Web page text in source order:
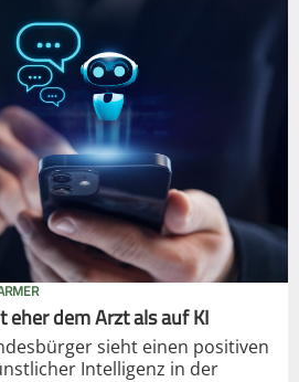
dem Arzt als auf KI
sieht einen positiven
Intelligenz in der